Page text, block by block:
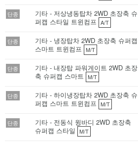
단종
기타 - 저상냉동탑차 2WD 초장축 슈
퍼캡 스타일 트윈컴프 A/T
단종
기타 - 냉장탑차 2WD 초장축 슈퍼캡
스마트 트윈컴프 M/T
단종
기타 - 내장탑 파워게이트 2WD 초장
축 슈퍼캡 스마트 M/T
단종
기타 - 하이냉장탑차 2WD 초장축 슈
퍼캡 스마트 트윈컴프 M/T
단종
기타 - 전동식 윙바디 2WD 초장축
슈퍼캡 스타일
M/T